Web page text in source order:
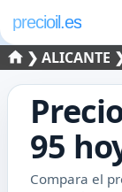
precioil.es
❯ALICANTE
95
Compara el